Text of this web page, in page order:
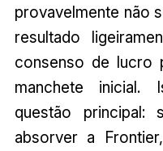
provavelmente não
resultado
consenso de lucro
manchete inicial.
questão principal:
absorver a